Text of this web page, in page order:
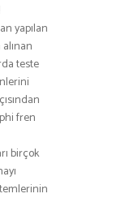
yapılan
teste
fren
birçok